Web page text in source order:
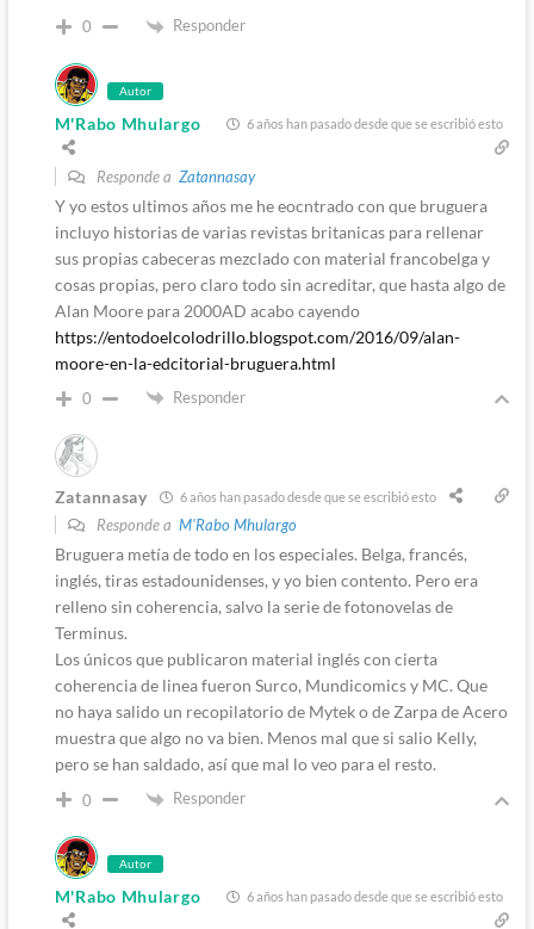
0 Responder
Autor
M'Rabo Mhulargo 6 años han pasado desde que se escribió esto
Responde a Zatannasay
Y yo estos ultimos años me he eocntrado con que bruguera
incluyo historias de varias revistas britanicas para rellenar
sus propias cabeceras mezclado con material francobelga y
cosas propias, pero claro todo sin acreditar, que hasta algo de
Alan Moore para 2000AD acabo cayendo
https://entodoelcolodrillo.blogspot.com/2016/09/alan-
moore-en-la-edcitorial-bruguera.html
0 Responder
Zatannasay 6 años han pasado desde que se escribió esto
Responde a M'Rabo Mhulargo
Bruguera metía de todo en los especiales. Belga, francés,
inglés, tiras estadounidenses, y yo bien contento. Pero era
relleno sin coherencia, salvo la serie de fotonovelas de
Terminus.
Los únicos que publicaron material inglés con cierta
coherencia de linea fueron Surco, Mundicomics y MC. Que
no haya salido un recopilatorio de Mytek o de Zarpa de Acero
muestra que algo no va bien. Menos mal que si salio Kelly,
pero se han saldado, así que mal lo veo para el resto.
0 Responder
Autor
M'Rabo Mhulargo 6 años han pasado desde que se escribió esto